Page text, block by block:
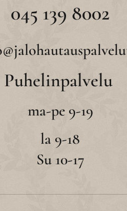
045 139 8002
Puhelinpalvelu
ma-pe 9-19
la 9-18
Su 10-17